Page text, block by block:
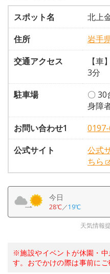
スポット名
北上
住所
岩手
交通アクセス
【
3分
駐車場
〇 30
身障
お問い合わせ1
公式サイト
公式
ちら
今日
28℃／19℃
天気情報
※施設やイベントが休園・
す。おでかけの際は事前にご